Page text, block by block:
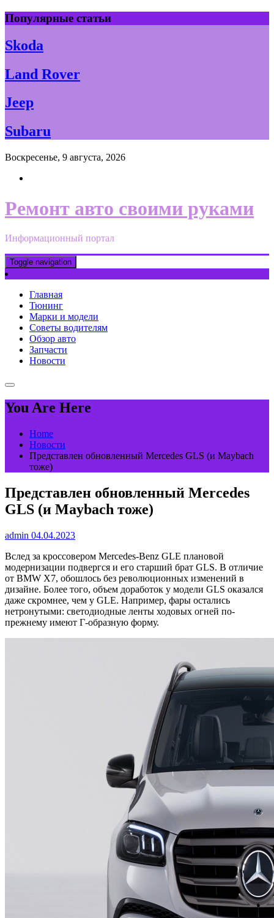
Skip
to
content
Популярные статьи
Skoda
Land Rover
Jeep
Subaru
Воскресенье, 9 августа, 2026
Ремонт авто своими руками
Информационный портал
Toggle navigation
Главная
Тюнинг
Марки и модели
Советы водителям
Обзор авто
Запчасти
Новости
You Are Here
Home
Новости
Представлен обновленный Mercedes GLS (и Maybach
тоже)
Представлен обновленный Mercedes
GLS (и Maybach тоже)
admin 04.04.2023
Вслед за кроссовером Mercedes-Benz GLE плановой
модернизации подвергся и его старший брат GLS. В отличие
от BMW X7, обошлось без революционных изменений в
дизайне. Более того, объем доработок у модели GLS оказался
даже скромнее, чем у GLE. Например, фары остались
нетронутыми: светодиодные ленты ходовых огней по-
прежнему имеют Г-образную форму.